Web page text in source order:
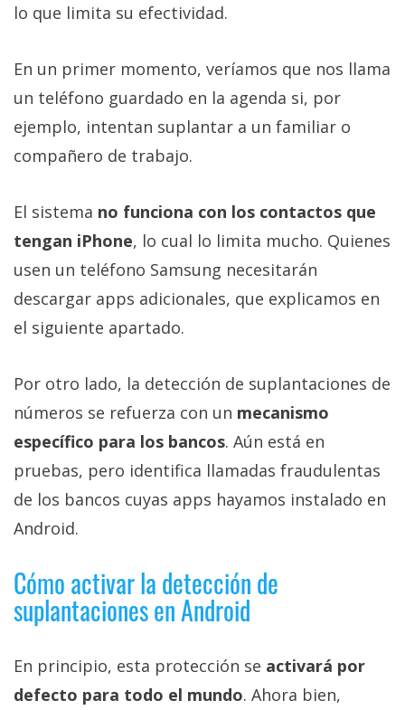
lo que limita su efectividad.
En un primer momento, veríamos que nos llama
un teléfono guardado en la agenda si, por
ejemplo, intentan suplantar a un familiar o
compañero de trabajo.
El sistema no funciona con los contactos que
tengan iPhone, lo cual lo limita mucho. Quienes
usen un teléfono Samsung necesitarán
descargar apps adicionales, que explicamos en
el siguiente apartado.
Por otro lado, la detección de suplantaciones de
números se refuerza con un mecanismo
específico para los bancos. Aún está en
pruebas, pero identifica llamadas fraudulentas
de los bancos cuyas apps hayamos instalado en
Android.
Cómo activar la detección de
suplantaciones en Android
En principio, esta protección se activará por
defecto para todo el mundo. Ahora bien,